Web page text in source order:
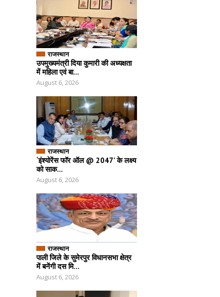
राजस्थान
उपमुख्यमंत्री दिया कुमारी की अध्यक्षता
में महिला एवं बा...
August 6, 2026
राजस्थान
‘इंश्योरेंस फॉर ऑल @ 2047’ के लक्ष्य
को साक...
August 6, 2026
राजस्थान
पाली जिले के सुमेरपुर विधानसभा क्षेत्र
में बनेंगी दस मि...
August 6, 2026